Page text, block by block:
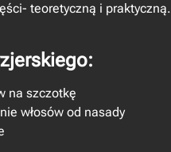
teoretyczną i praktyczną.
na szczotkę
włosów od nasady